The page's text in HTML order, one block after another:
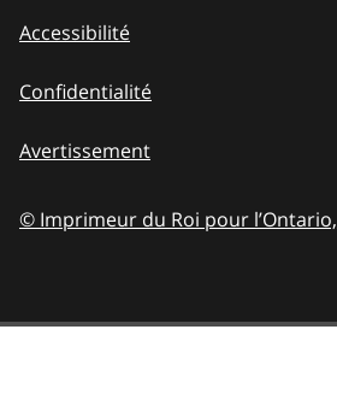
Accessibilité
Confidentialité
Avertissement
© Imprimeur du Roi pour l’Ontario,